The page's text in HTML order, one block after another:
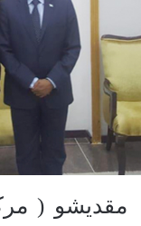
مقديشو (